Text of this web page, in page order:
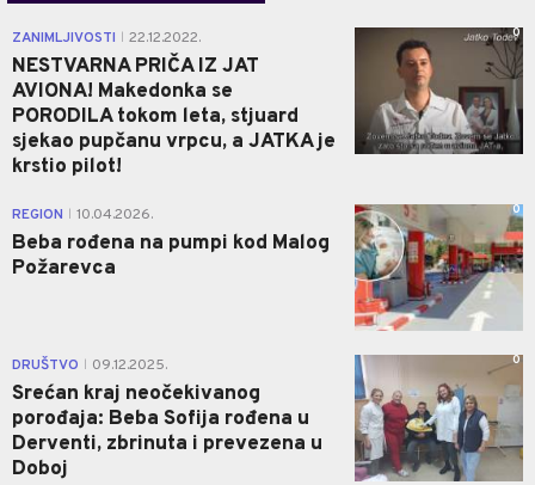
ZANIMLJIVOSTI 22.12.2022.
NESTVARNA PRIČA IZ JAT
AVIONA! Makedonka se
PORODILA tokom leta, stjuard
sjekao pupčanu vrpcu, a JATKA je
krstio pilot!
0
REGION 10.04.2026.
Beba rođena na pumpi kod Malog
Požarevca
0
DRUŠTVO 09.12.2025.
Srećan kraj neočekivanog
porođaja: Beba Sofija rođena u
Derventi, zbrinuta i prevezena u
Doboj
0